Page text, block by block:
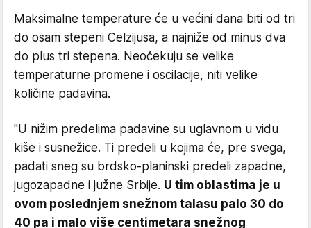
Maksimalne temperature će u većini dana biti od tri
do osam stepeni Celzijusa, a najniže od minus dva
do plus tri stepena. Neočekuju se velike
temperaturne promene i oscilacije, niti velike
količine padavina.
"U nižim predelima padavine su uglavnom u vidu
kiše i susnežice. Ti predeli u kojima će, pre svega,
padati sneg su brdsko-planinski predeli zapadne,
jugozapadne i južne Srbije. U tim oblastima je u
ovom poslednjem snežnom talasu palo 30 do
40 pa i malo više centimetara snežnog